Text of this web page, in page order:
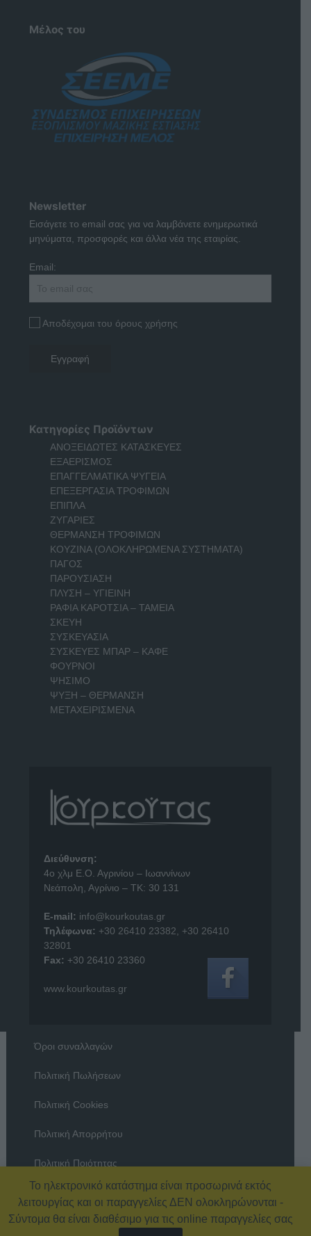
Μέλος του
Newsletter
Εισάγετε το email σας για να λαμβάνετε ενημερωτικά
μηνύματα, προσφορές και άλλα νέα της εταιρίας.
Email:
Αποδέχομαι του όρους χρήσης
Κατηγορίες Προϊόντων
ΑΝΟΞΕΙΔΩΤΕΣ ΚΑΤΑΣΚΕΥΕΣ
ΕΞΑΕΡΙΣΜΟΣ
ΕΠΑΓΓΕΛΜΑΤΙΚΑ ΨΥΓΕΙΑ
ΕΠΕΞΕΡΓΑΣΙΑ ΤΡΟΦΙΜΩΝ
ΕΠΙΠΛΑ
ΖΥΓΑΡΙΕΣ
ΘΕΡΜΑΝΣΗ ΤΡΟΦΙΜΩΝ
ΚΟΥΖΙΝΑ (ΟΛΟΚΛΗΡΩΜΕΝΑ ΣΥΣΤΗΜΑΤΑ)
ΠΑΓΟΣ
ΠΑΡΟΥΣΙΑΣΗ
ΠΛΥΣΗ – ΥΓΙΕΙΝΗ
ΡΑΦΙΑ ΚΑΡΟΤΣΙΑ – ΤΑΜΕΙΑ
ΣΚΕΥΗ
ΣΥΣΚΕΥΑΣΙΑ
ΣΥΣΚΕΥΕΣ ΜΠΑΡ – ΚΑΦΕ
ΦΟΥΡΝΟΙ
ΨΗΣΙΜΟ
ΨΥΞΗ – ΘΕΡΜΑΝΣΗ
ΜΕΤΑΧΕΙΡΙΣΜΕΝΑ
Διεύθυνση:
4o χλμ Ε.Ο. Αγρινίου – Ιωαννίνων
Νεάπολη, Αγρίνιο – ΤΚ: 30 131
E-mail: info@kourkoutas.gr
Τηλέφωνα: +30 26410 23382
+30 26410
32801
Fax: +30 26410 23360
www.kourkoutas.gr
Όροι συναλλαγών
Πολιτική Πωλήσεων
Πολιτική Cookies
Πολιτική Απορρήτου
Πολιτική Ποιότητας
Όροι χρήσης
Το ηλεκτρονικό κατάστημα είναι προσωρινά εκτός
λειτουργίας και οι παραγγελίες ΔΕΝ ολοκληρώνονται -
Σύντομα θα είναι διαθέσιμο για τις online παραγγελίες σας